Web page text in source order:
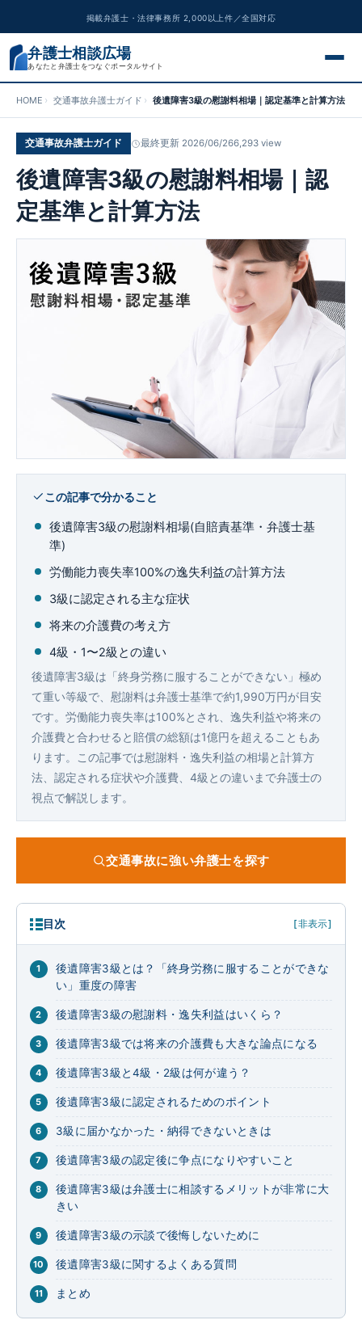
掲載弁護士・法律事務所 2,000以上件／全国対応
弁護士相談広場
あなたと弁護士をつなぐポータルサイト
交通事故
離婚問題
遺産相続
債務整理
刑事事件
HOME 交通事故弁護士ガイド 後遺障害3級の慰謝料相場｜認定基準と計算方法
交通事故弁護士ガイド 最終更新 2026/06/266,293 view
後遺障害3級の慰謝料相場｜認
定基準と計算方法
この記事で分かること
後遺障害3級の慰謝料相場(自賠責基準・弁護士基
準)
労働能力喪失率100%の逸失利益の計算方法
3級に認定される主な症状
将来の介護費の考え方
4級・1〜2級との違い
後遺障害3級は「終身労務に服することができない」極め
て重い等級で、慰謝料は弁護士基準で約1,990万円が目安
です。労働能力喪失率は100%とされ、逸失利益や将来の
介護費と合わせると賠償の総額は1億円を超えることもあ
ります。この記事では慰謝料・逸失利益の相場と計算方
法、認定される症状や介護費、4級との違いまで弁護士の
視点で解説します。
交通事故に強い弁護士を探す
目次 [非表示]
後遺障害3級とは？「終身労務に服することができな
い」重度の障害
後遺障害3級の慰謝料・逸失利益はいくら？
後遺障害3級では将来の介護費も大きな論点になる
後遺障害3級と4級・2級は何が違う？
後遺障害3級に認定されるためのポイント
3級に届かなかった・納得できないときは
後遺障害3級の認定後に争点になりやすいこと
後遺障害3級は弁護士に相談するメリットが非常に大
きい
後遺障害3級の示談で後悔しないために
後遺障害3級に関するよくある質問
まとめ